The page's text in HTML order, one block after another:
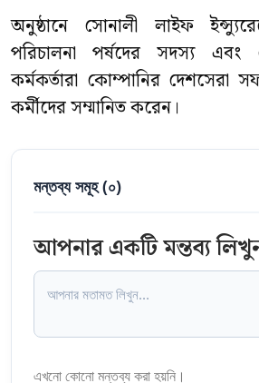
অনুষ্ঠানে সোনালী লাইফ
পরিচালনা পর্ষদের সদস্য এবং
কর্মকর্তারা কোম্পানির দেশসেরা
কর্মীদের সম্মানিত করেন।
মন্তব্য সমূহ (০)
আপনার একটি মন্তব্য
এখনো কোনো মন্তব্য করা হয়নি।